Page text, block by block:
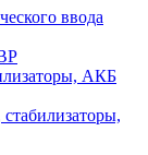
ввода
АКБ